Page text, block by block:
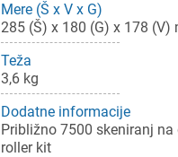
Mere (Š x V x G)
285 (Š) x 180 (G) x 178 (V)
Teža
3,6 kg
Dodatne informacije
Približno 7500 skeniranj na
roller kit